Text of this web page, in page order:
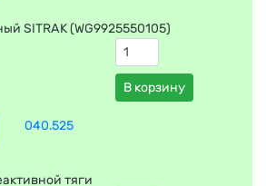
SITRAK (WG9925550105)
В корзину
040.525
тяги